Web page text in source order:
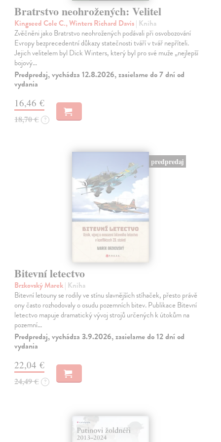
Bratrstvo neohrožených: Velitel
Kingseed Cole C., Winters Richard Davis| Kniha
Zvěčněni jako Bratrstvo neohrožených podávali při osvobozování
Evropy bezprecedentní důkazy statečnosti tváří v tvář nepříteli.
Jejich velitelem byl Dick Winters, který byl pro své muže „nejlepší
bojový…
Predpredaj, vychádza 12.8.2026, zasielame do 7 dní od
vydania
16,46 €
18,70 € ?
predpredaj
Bitevní letectvo
Brzkovský Marek| Kniha
Bitevní letouny se rodily ve stínu slavnějších stíhaček, přesto právě
ony často rozhodovaly o osudu pozemních bitev. Publikace Bitevní
letectvo mapuje dramatický vývoj strojů určených k útokům na
pozemní…
Predpredaj, vychádza 3.9.2026, zasielame do 12 dní od
vydania
22,04 €
24,49 € ?